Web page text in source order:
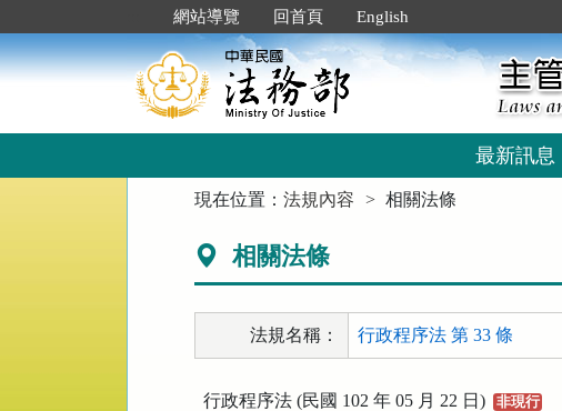
到
主
要
網站導覽 回首頁 English
最新訊息
現在位置：法規內容 相關法條
相關法條
法規名稱： 行政程序法 第 33 條
行政程序法 (民國 102 年 05 月 22 日) 非現行